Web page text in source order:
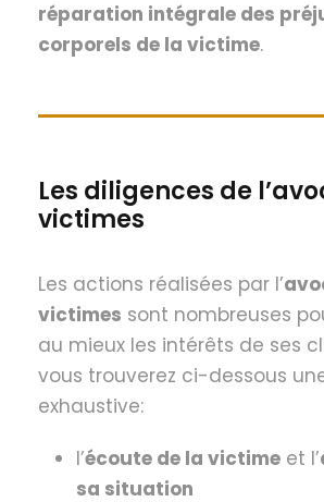
réparation intégrale des
corporels de la victime.
Les diligences de
victimes
Les actions réalisées par l’
victimes sont nombreuses
au mieux les intérêts de ses
vous trouverez ci-dessous
exhaustive:
l’écoute de la victime et l’
sa situation